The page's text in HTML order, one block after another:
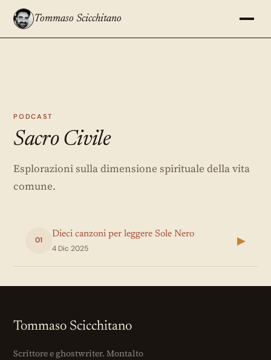
Tommaso Scicchitano
PODCAST
Sacro Civile
Esplorazioni sulla dimensione spirituale della vita
comune.
01
Dieci canzoni per leggere Sole Nero
4 Dic 2025
▶
Tommaso Scicchitano
Scrittore e ghostwriter. Montalto